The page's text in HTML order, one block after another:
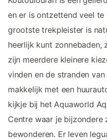
en er is ontzettend veel
grootste trekpleister is
heerlijk kunt zonnebaden,
zijn meerdere kleinere
vinden en de stranden
makkelijk met een
kijkje bij het Aquaworld
Centre waar je bijzondere
bewonderen. Er leven